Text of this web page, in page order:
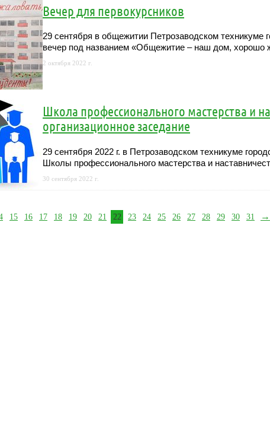
Вечер для первокурсников
29 сентября в общежитии Петрозаводском техникуме
вечер под названием «Общежитие – наш дом, хорошо
2 октября 2022 г.
Школа профессионального мастерства и
организационное заседание
29 сентября 2022 г. в Петрозаводском техникуме
Школы профессионального мастерства и
30 сентября 2022 г.
15 16 17 18 19 20 21 22 23 24 25 26 27 28 29 30 31 →